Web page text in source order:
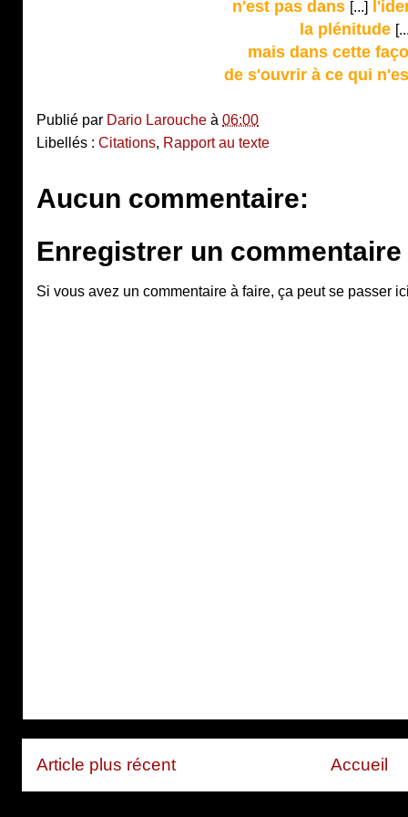
n'est pas dans [...]
la plénitude
mais dans cette
de s'ouvrir à ce qui
Publié par Dario Larouche à 06:00
Libellés : Citations, Rapport au texte
Aucun commentaire:
Enregistrer un commentaire
Si vous avez un commentaire à faire, ça peut se passer
Article plus récent Accueil